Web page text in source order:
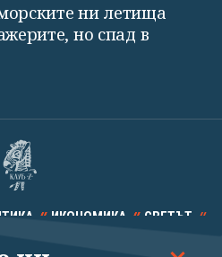
ни летища
но спад в
ИКОНОМИКА СВЕТЪТ
КАЛЕЙДОСКОП